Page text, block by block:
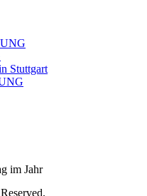
Stuttgart
im Jahr